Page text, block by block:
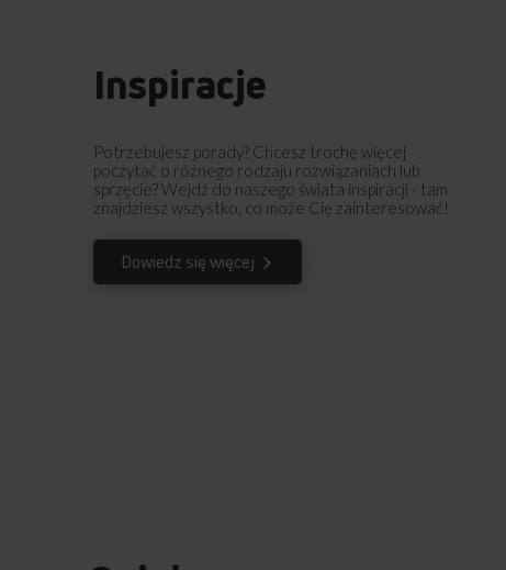
Inspiracje
Potrzebujesz porady? Chcesz trochę więcej
poczytać o różnego rodzaju rozwiązaniach lub
sprzęcie? Wejdź do naszego świata inspiracji - tam
znajdziesz wszystko, co może Cię zainteresować!
Dowiedz się więcej